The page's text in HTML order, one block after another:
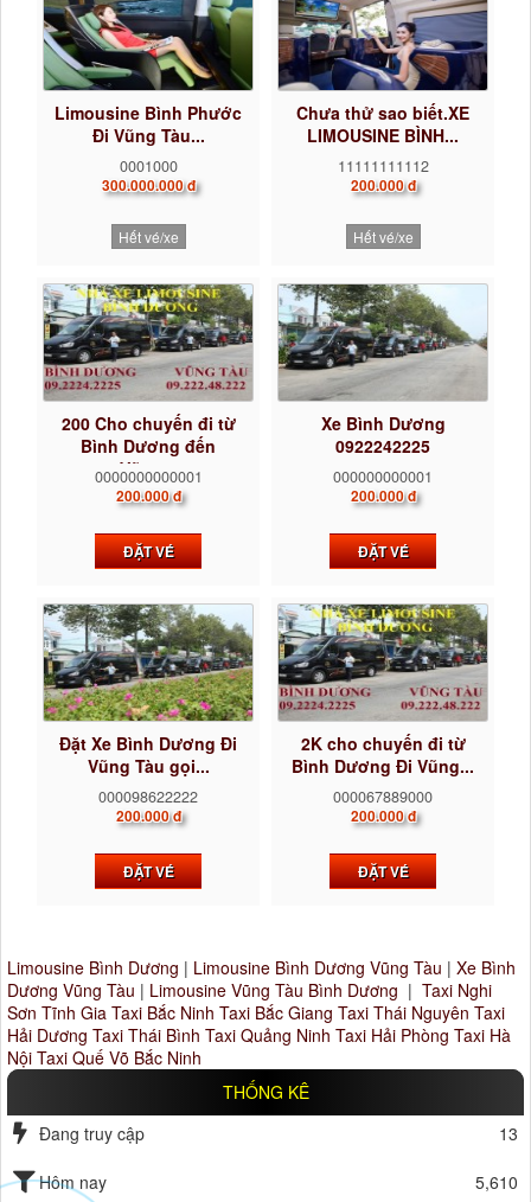
Limousine Bình Phước
Đi Vũng Tàu...
0001000
300.000.000 đ
Hết vé/xe
Chưa thử sao biết.XE
LIMOUSINE BÌNH...
11111111112
200.000 đ
Hết vé/xe
200 Cho chuyến đi từ
Bình Dương đến
Vũng...
0000000000001
200.000 đ
ĐẶT VÉ
Xe Bình Dương
0922242225
000000000001
200.000 đ
ĐẶT VÉ
Đặt Xe Bình Dương Đi
Vũng Tàu gọi...
000098622222
200.000 đ
ĐẶT VÉ
2K cho chuyến đi từ
Bình Dương Đi Vũng...
000067889000
200.000 đ
ĐẶT VÉ
Limousine Bình Dương | Limousine Bình Dương Vũng Tàu | Xe Bình
Dương Vũng Tàu | Limousine Vũng Tàu Bình Dương | Taxi Nghi
Sơn Tĩnh Gia Taxi Bắc Ninh Taxi Bắc Giang Taxi Thái Nguyên Taxi
Hải Dương Taxi Thái Bình Taxi Quảng Ninh Taxi Hải Phòng Taxi Hà
Nội Taxi Quế Võ Bắc Ninh
THỐNG KÊ
Đang truy cập
13
Hôm nay
5,610